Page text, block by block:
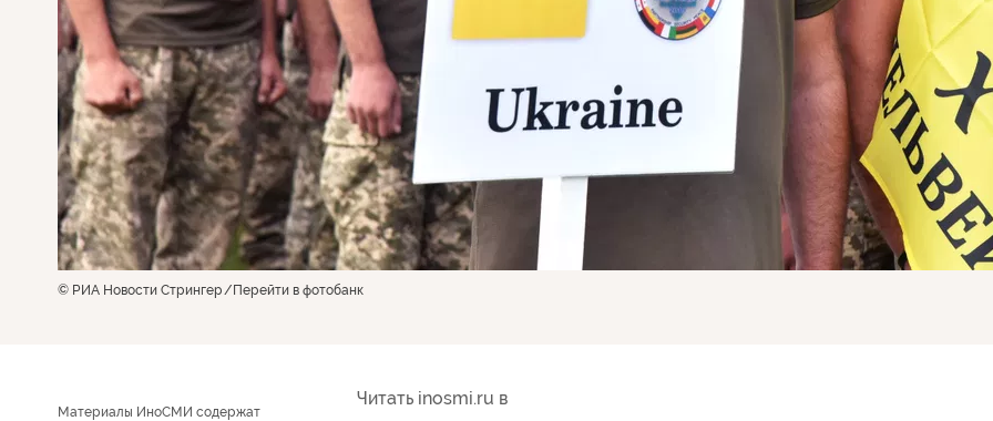
© РИА Новости Стрингер Перейти в фотобанк
Материалы ИноСМИ содержат
Читать inosmi.ru в